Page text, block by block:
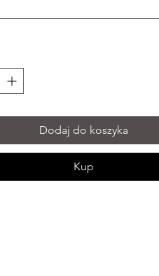
Dodaj do koszyka
Kup